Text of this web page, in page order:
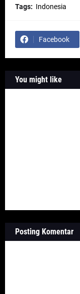
Tags: Indonesia
Facebook
You might like
Posting Komentar